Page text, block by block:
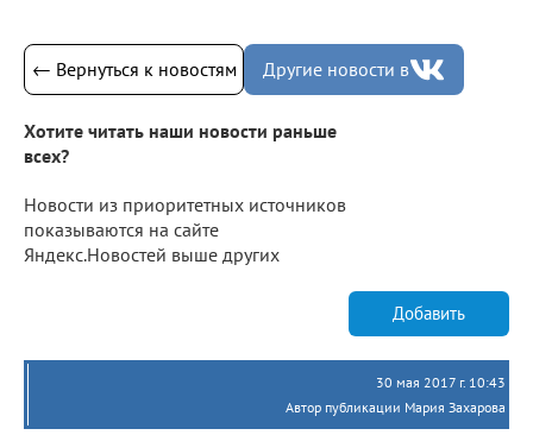
← Вернуться к новостям Другие новости в
Хотите читать наши новости раньше
всех?
Новости из приоритетных источников
показываются на сайте
Яндекс.Новостей выше других
Добавить
30 мая 2017 г. 10:43
Автор публикации Мария Захарова